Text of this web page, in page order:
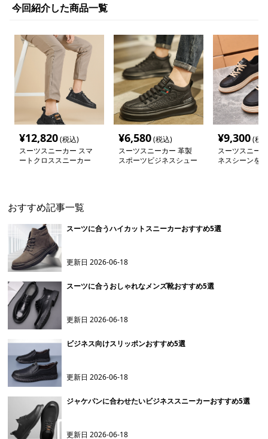
今回紹介した商品一覧
¥12,820(税込)
スーツスニーカー スマ
ートクロススニーカー
¥6,580(税込)
スーツスニーカー 革製
スポーツビジネスシュー
¥9,300(税
スーツスニー
ネスシーンを
おすすめ記事一覧
スーツに合うハイカットスニーカーおすすめ5選
更新日2026-06-18
スーツに合うおしゃれなメンズ靴おすすめ5選
更新日2026-06-18
ビジネス向けスリッポンおすすめ5選
更新日2026-06-18
ジャケパンに合わせたいビジネススニーカーおすすめ5選
更新日2026-06-18